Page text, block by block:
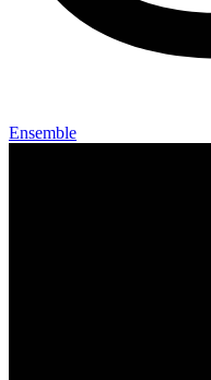
Ensemble